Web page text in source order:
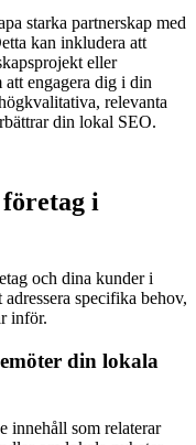
starka partnerskap med
kan inkludera att
eller
att engagera dig i din
relevanta
din lokal SEO.
i
och dina kunder i
specifika behov,
inför.
din lokala
innehåll som relaterar